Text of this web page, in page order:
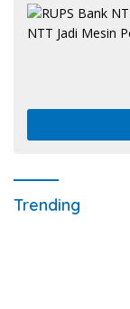
Trending